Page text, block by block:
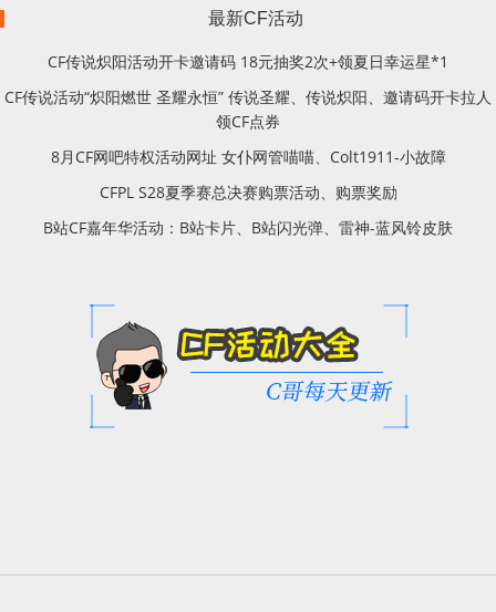
最新CF活动
CF传说炽阳活动开卡邀请码 18元抽奖2次+领夏日幸运星*1
CF传说活动“炽阳燃世 圣耀永恒” 传说圣耀、传说炽阳、邀请码开卡拉人
领CF点券
8月CF网吧特权活动网址 女仆网管喵喵、Colt1911-小故障
CFPL S28夏季赛总决赛购票活动、购票奖励
B站CF嘉年华活动：B站卡片、B站闪光弹、雷神-蓝风铃皮肤